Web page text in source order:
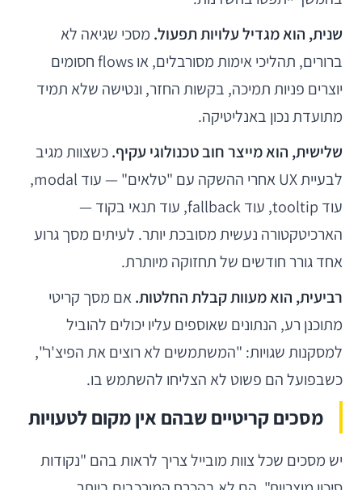
שנית, הוא מגדיל עלויות תפעול. מסכי שגיאה לא
ברורים, תהליכי אימות מסורבלים, או flows חסומים
יוצרים פניות תמיכה, בקשות החזר, ונטישה שלא תמיד
מתועדת נכון באנליטיקה.
שלישית, הוא מייצר חוב טכנולוגי עקיף.כשצוות מגיב
לבעיית UX אחרי ההשקה עם "טלאים" — עוד modal,
עוד tooltip, עוד fallback, עוד תנאי בקוד —
הארכיטקטורה נעשית מסובכת יותר. לעיתים מסך גרוע
אחד גורר חודשים של תחזוקה מיותרת.
רביעית, הוא מעוות קבלת החלטות.אם מסך קריטי
מתוכנן רע, הנתונים שאוספים עליו יכולים להוביל
למסקנות שגויות: "המשתמשים לא רוצים את הפיצ'ר",
כשבפועל הם פשוט לא הצליחו להשתמש בו.
מסכים קריטיים שבהם אין מקום לטעויות
יש מסכים שכל צוות מובייל צריך לראות בהם "נקודות